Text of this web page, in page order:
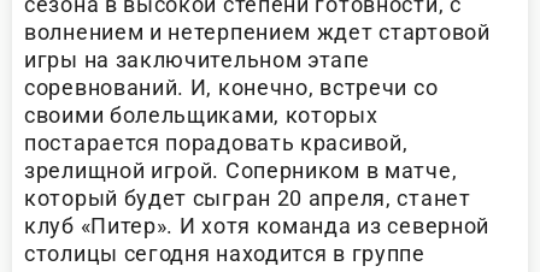
волнением и нетерпением ждет стартовой
игры на заключительном этапе
соревнований. И, конечно, встречи со
своими болельщиками, которых
постарается порадовать красивой,
зрелищной игрой. Соперником в матче,
который будет сыгран 20 апреля, станет
клуб «Питер». И хотя команда из северной
столицы сегодня находится в группе